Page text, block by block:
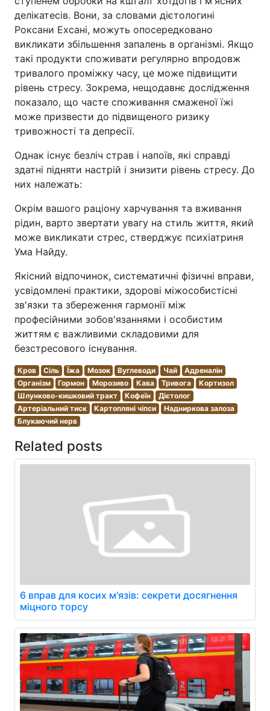
делікатесів. Вони, за словами дієтологині
Роксани Ехсані, можуть опосередковано
викликати збільшення запалень в організмі. Якщо
такі продукти споживати регулярно впродовж
тривалого проміжку часу, це може підвищити
рівень стресу. Зокрема, нещодавнє дослідження
показало, що часте споживання смаженої їжі
може призвести до підвищеного ризику
тривожності та депресії.
Однак існує безліч страв і напоїв, які справді
здатні підняти настрій і знизити рівень стресу. До
них належать:
Окрім вашого раціону харчування та вживання
рідин, варто звертати увагу на стиль життя, який
може викликати стрес, стверджує психіатриня
Ума Найду.
Якісний відпочинок, систематичні фізичні вправи,
усвідомлені практики, здорові міжособистісні
зв'язки та збереження гармонії між
професійними зобов'язаннями і особистим
життям є важливими складовими для
безстресового існування.
Кров Сіль Їжа Мозок Вуглеводи Чай
Адреналін
Організм
Гормон Морозиво Кава Тривога
Кортизол
Шлунково-кишковий тракт
Кофеїн
Дієтолог
Артеріальний тиск
Картопляні чіпси
Надниркова залоза
Блукаючий нерв
Related posts
6 вправ для косих м'язів: секрети досягнення
міцного торсу